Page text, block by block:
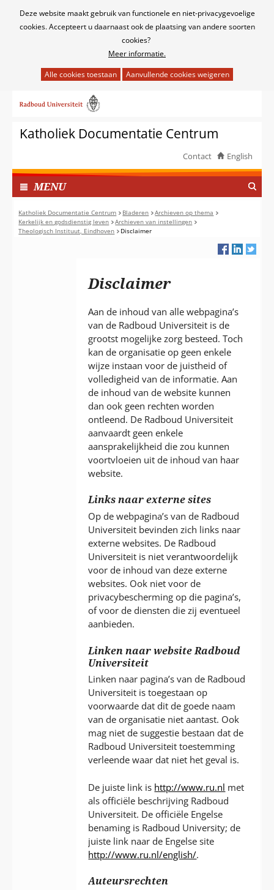
Cookies
Deze website maakt gebruik van functionele en niet-privacygevoelige
cookies. Accepteert u daarnaast ook de plaatsing van andere soorten
cookies?
Meer informatie.
het
van
cookies
deze
website
worden
toegestaan
of
geweigerd.
naar
inhoudKatholiek Documentatie Centrum
Contact English
MENUI
N
G
E
K
Katholiek Documentatie Centrum Bladeren
Archieven op thema
Kerkelijk en godsdienstig leven
Archieven van instellingen
Theologisch Instituut, Eindhoven
Disclaimer
Disclaimer
Aan de inhoud van alle webpagina’s
van de Radboud Universiteit is de
grootst mogelijke zorg besteed. Toch
kan de organisatie op geen enkele
wijze instaan voor de juistheid of
volledigheid van de informatie. Aan
de inhoud van de website kunnen
dan ook geen rechten worden
ontleend. De Radboud Universiteit
aanvaardt geen enkele
aansprakelijkheid die zou kunnen
voortvloeien uit de inhoud van haar
website.
Links naar externe sites
Op de webpagina’s van de Radboud
Universiteit bevinden zich links naar
externe websites. De Radboud
Universiteit is niet verantwoordelijk
voor de inhoud van deze externe
websites. Ook niet voor de
privacybescherming op die pagina’s,
of voor de diensten die zij eventueel
aanbieden.
Linken naar website Radboud
Universiteit
Linken naar pagina’s van de Radboud
Universiteit is toegestaan op
voorwaarde dat dit de goede naam
van de organisatie niet aantast. Ook
mag niet de suggestie bestaan dat de
Radboud Universiteit toestemming
verleende waar dat niet het geval is.
De juiste link is http://www.ru.nl met
als officiële beschrijving Radboud
Universiteit. De officiële Engelse
benaming is Radboud University; de
juiste link naar de Engelse site
http://www.ru.nl/english/.
Auteursrechten